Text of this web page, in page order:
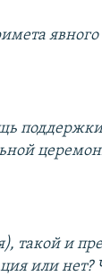
такой и
или нет?